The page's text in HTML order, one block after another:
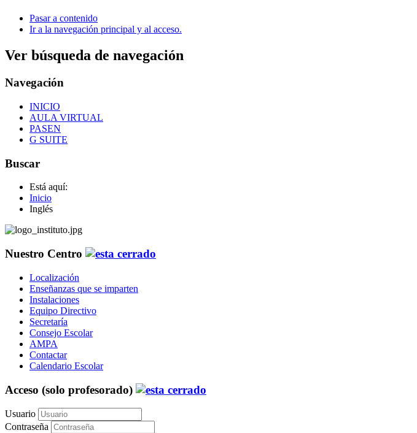
Pasar a contenido
Ir a la navegación principal y al acceso.
Ver búsqueda de navegación
Navegación
INICIO
AULA VIRTUAL
PASEN
G SUITE
Buscar
Está aquí:
Inicio
Inglés
Nuestro Centro
Localización
Enseñanzas que se imparten
Instalaciones
Equipo Directivo
Secretaría
Consejo Escolar
AMPA
Contactar
Calendario Escolar
Acceso (solo profesorado)
Usuario
Contraseña